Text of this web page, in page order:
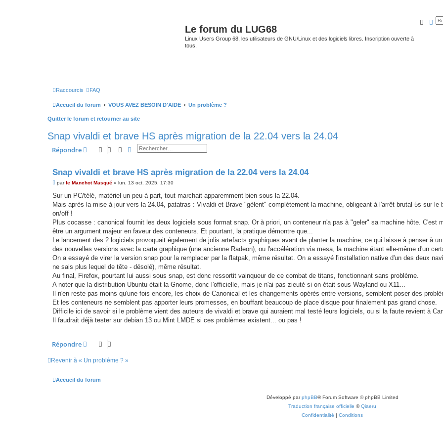
Le forum du LUG68
Linux Users Group 68, les utilisateurs de GNU/Linux et des logiciels libres. Inscription ouverte à
tous.
Raccourcis FAQ
Accueil du forum VOUS AVEZ BESOIN D'AIDE Un problème ?
Quitter le forum et retourner au site
Snap vivaldi et brave HS après migration de la 22.04 vers la 24.04
Répondre Rechercher
Recherche avancée
Snap vivaldi et brave HS après migration de la 22.04 vers la 24.04
M
s
a
g
parle Manchot Masqué » lun. 13 oct. 2025, 17:30
Sur un PC/télé, matériel un peu à part, tout marchait apparemment bien sous la 22.04.
Mais après la mise à jour vers la 24.04, patatras : Vivaldi et Brave "gèlent" complètement la machine, obligeant à l'arrêt brutal 5s sur le
on/off !
Plus cocasse : canonical fournit les deux logiciels sous format snap. Or à priori, un conteneur n'a pas à "geler" sa machine hôte. C'est
être un argument majeur en faveur des conteneurs. Et pourtant, la pratique démontre que...
Le lancement des 2 logiciels provoquait également de jolis artefacts graphiques avant de planter la machine, ce qui laisse à penser à
des nouvelles versions avec la carte graphique (une ancienne Radeon), ou l'accélération via mesa, la machine étant elle-même d'un
On a essayé de virer la version snap pour la remplacer par la flatpak, même résultat. On a essayé l'installation native d'un des deux
ne sais plus lequel de tête - désolé), même résultat.
Au final, Firefox, pourtant lui aussi sous snap, est donc ressortit vainqueur de ce combat de titans, fonctionnant sans problème.
A noter que la distribution Ubuntu était la Gnome, donc l'officielle, mais je n'ai pas zieuté si on était sous Wayland ou X11...
Il n'en reste pas moins qu'une fois encore, les choix de Canonical et les changements opérés entre versions, semblent poser des
Et les conteneurs ne semblent pas apporter leurs promesses, en bouffant beaucoup de place disque pour finalement pas grand chose.
Difficile ici de savoir si le problème vient des auteurs de vivaldi et brave qui auraient mal testé leurs logiciels, ou si la faute revient à
Il faudrait déjà tester sur debian 13 ou Mint LMDE si ces problèmes existent... ou pas !
Répondre
Revenir à « Un problème ? »
Accueil du forum
Développé parphpBB® Forum Software © phpBB Limited
Traduction française officielle ©Qiaeru
Confidentialité | Conditions